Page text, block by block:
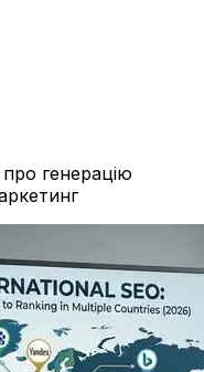
генерацію